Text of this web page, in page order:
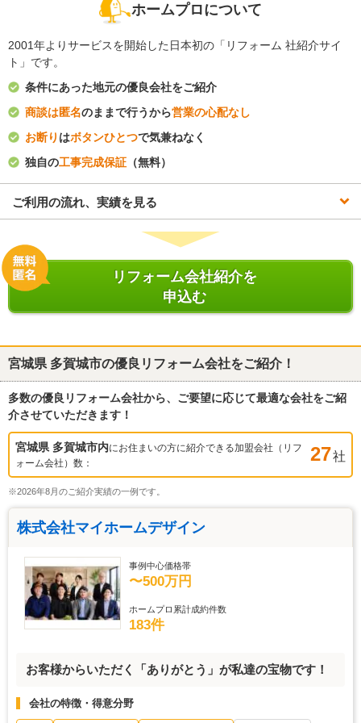
ホームプロについて
2001年よりサービスを開始した日本初の「リフォーム 社紹介サイ
ト」です。
条件にあった地元の優良会社をご紹介
商談は匿名のままで行うから営業の心配なし
お断り はボタンひとつで気兼ねなく
独自の工事完成保証 （無料）
ご利用の流れ、実績を見る
リフォーム会社紹介を
申込む
宮城県 多賀城市の優良リフォーム会社をご紹介！
多数の優良リフォーム会社から、ご要望に応じて最適な会社をご紹
介させていただきます！
宮城県 多賀城市内にお住まいの方に紹介できる加盟会社（リフ
ォーム会社）数：
27社
※2026年8月のご紹介実績の一例です。
株式会社マイホームデザイン
事例中心価格帯
〜500万円
ホームプロ累計成約件数
183件
お客様からいただく「ありがとう」が私達の宝物です！
会社の特徴・得意分野